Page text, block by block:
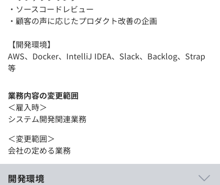
・ソースコードレビュー
・顧客の声に応じたプロダクト改善の企画
【開発環境】
AWS、Docker、IntelliJ IDEA、Slack、Backlog、Strap
等
業務内容の変更範囲
＜雇入時＞
システム開発関連業務
＜変更範囲＞
会社の定める業務
開発環境